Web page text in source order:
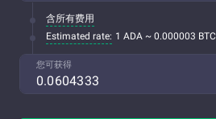
含所有费用
Estimated rate: 1 ADA ~ 0.000003 BTC
您可获得